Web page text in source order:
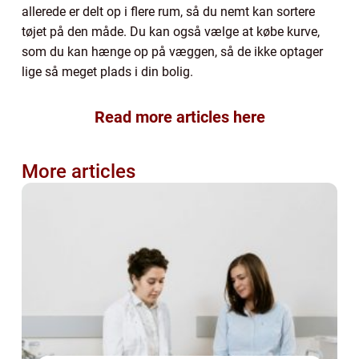
allerede er delt op i flere rum, så du nemt kan sortere
tøjet på den måde. Du kan også vælge at købe kurve,
som du kan hænge op på væggen, så de ikke optager
lige så meget plads i din bolig.
Read more articles here
More articles